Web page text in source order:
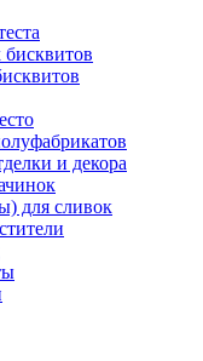
и декора
для сливок